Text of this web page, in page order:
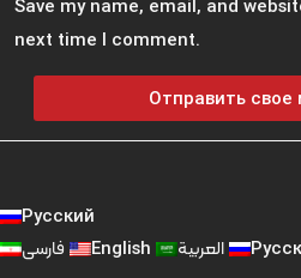
Save my name, email, and
next time I comment.
Русский
English